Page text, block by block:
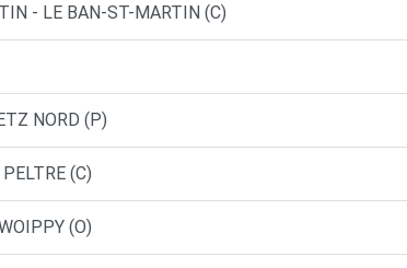
- LE BAN-ST-MARTIN (C)
NORD (P)
(C)
(O)